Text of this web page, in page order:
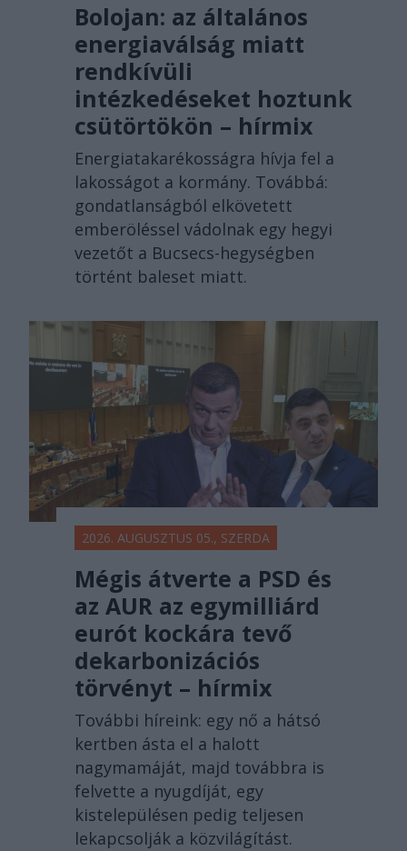
Bolojan: az általános
energiaválság miatt
rendkívüli
intézkedéseket hoztunk
csütörtökön – hírmix
Energiatakarékosságra hívja fel a
lakosságot a kormány. Továbbá:
gondatlanságból elkövetett
emberöléssel vádolnak egy hegyi
vezetőt a Bucsecs-hegységben
történt baleset miatt.
2026. AUGUSZTUS 05., SZERDA
Mégis átverte a PSD és
az AUR az egymilliárd
eurót kockára tevő
dekarbonizációs
törvényt – hírmix
További híreink: egy nő a hátsó
kertben ásta el a halott
nagymamáját, majd továbbra is
felvette a nyugdíját, egy
kistelepülésen pedig teljesen
lekapcsolják a közvilágítást.